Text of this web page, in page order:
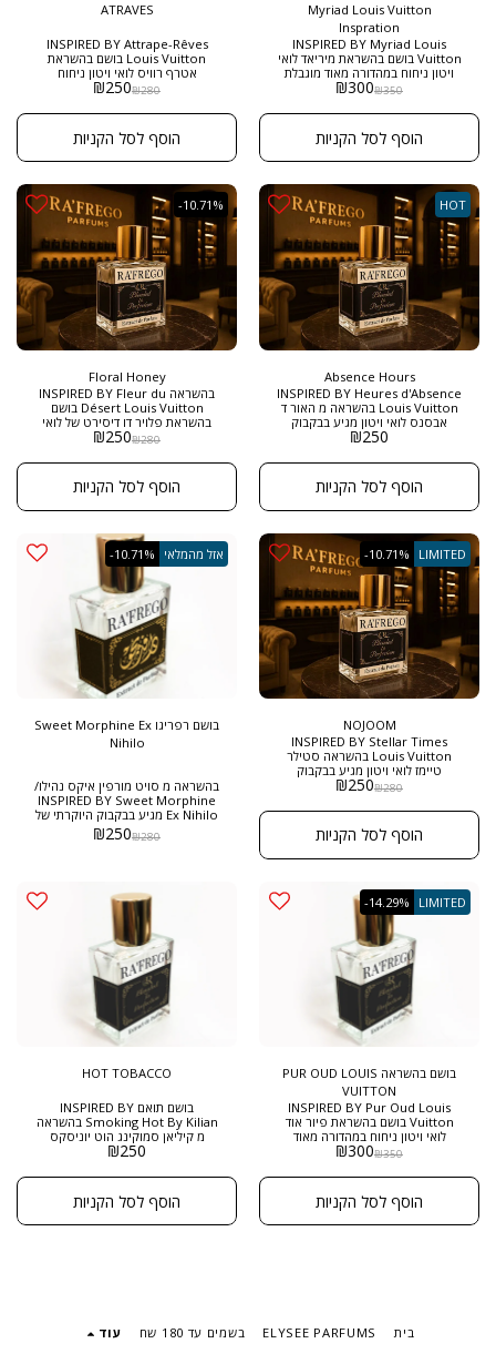
Myriad Louis Vuitton
Inspration
INSPIRED BY Myriad Louis
Vuitton בושם בהשראת מיריאד לואי
ויטון ניחוח במהדורה מאוד מוגבלת
מל ניחוח אוד וורדי מתובל מהנדירים
ביותר בעולם הבישום
₪350
₪300
הוסף לסל הקניות
ATRAVES
INSPIRED BY Attrape-Rêves
Louis Vuitton בושם בהשראת
אטרף רוויס לואי ויטון ניחוח
במהדורה מאוד מוגבלת ומיוחדת
היוקרתי של רפריגו בגודל 50 מל
ניחוח לנשים מכיל תווי ליצי וורדים
רענן בשילוב ניחוח פרחוני מתקתק
ופירות מיוחד
₪280
₪250
הוסף לסל הקניות
HOT
Absence Hours
INSPIRED BY Heures d'Absence
Louis Vuitton בהשראה מ האור ד
אבסנס לואי ויטון מגיע בבקבוק
היוקרתי של הבית רפריגו , בגודל
DE PARFUM בושם שאין אישה שלא
תוהב אלגנטי עדין מיוחד ומושך
,ניחוח פרחוני משלב תווי מימוסה
יסמין סמבק מושק (מסק) ורד חודש
₪250
הוסף לסל הקניות
-10.71%
Floral Honey
בהשראה INSPIRED BY Fleur du
Désert Louis Vuitton בושם
בהשראת פלויר דו דיסירט של לואי
ויטון ניחוח במהדורה מאוד מוגבלת
של יסמינים ממותקים בדבש וורדים
ומעושנים ביופיו של האוד היוקרתי
ביותר . גודל 50 מל Extract De
Parfum
₪280
₪250
הוסף לסל הקניות
LIMITED
-10.71%
NOJOOM
INSPIRED BY Stellar Times
Louis Vuitton בהשראה סטילר
טיימז לואי ויטון מגיע בבקבוק
היוקרתי של הבית רפריגו , בגודל
DE PARFUM ניחוח מיוחד מאוד
ענברי פרחוני עצי נדיר במיוחד
₪280
₪250
הוסף לסל הקניות
אזל מהמלאי -10.71%
בושם רפריגו Sweet Morphine Ex
Nihilo
בהשראה מ סויט מורפין איקס נהילו/
INSPIRED BY Sweet Morphine
Ex Nihilo מגיע בבקבוק היוקרתי של
ובריכוז EXTRACT DE PARFUM
בקבוקים במהדורה מאוד מוגבלת
₪280
₪250
LIMITED
-14.29%
בושם בהשראה PUR OUD LOUIS
VUITTON
INSPIRED BY Pur Oud Louis
Vuitton בושם בהשראת פיור אוד
לואי ויטון ניחוח במהדורה מאוד
בגודל 50 מל לאוהבי ניחוח אוד מאוד
יוקרתי , זה הבושם חובה לאוסף
שלכם
₪350
₪300
הוסף לסל הקניות
HOT TOBACCO
בושם תואם INSPIRED BY
Smoking Hot By Kilian בהשראה
מ קיליאן סמוקינג הוט יוניסקס
לאוהבי בשמים בניחוח טבקי שישה
המוצלח ביותר של התווים האלו ,
מגיע בבקבוק היוקרתי של הבית
ובריכוז EXTRACT DE PARFUM
₪250
הוסף לסל הקניות
בית ELYSEE PARFUMS בשמים עד 180 שח עוד